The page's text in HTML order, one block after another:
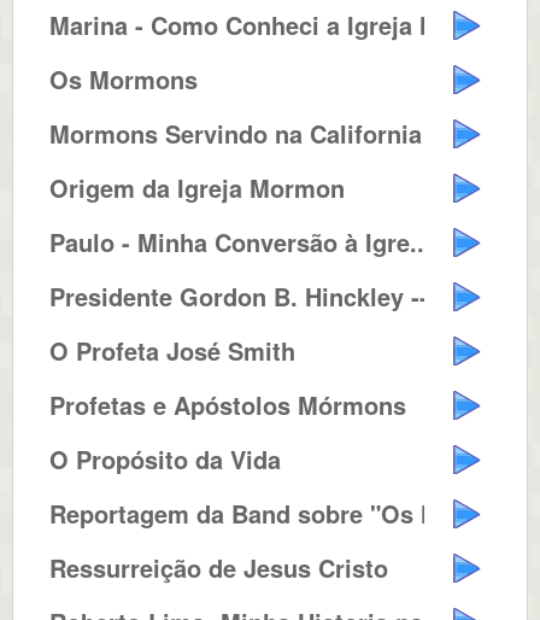
Marina - Como Conheci a Igreja M...
Os Mormons
Mormons Servindo na California
Origem da Igreja Mormon
Paulo - Minha Conversão à Igre...
Presidente Gordon B. Hinckley --...
O Profeta José Smith
Profetas e Apóstolos Mórmons
O Propósito da Vida
Reportagem da Band sobre "Os Mó...
Ressurreição de Jesus Cristo